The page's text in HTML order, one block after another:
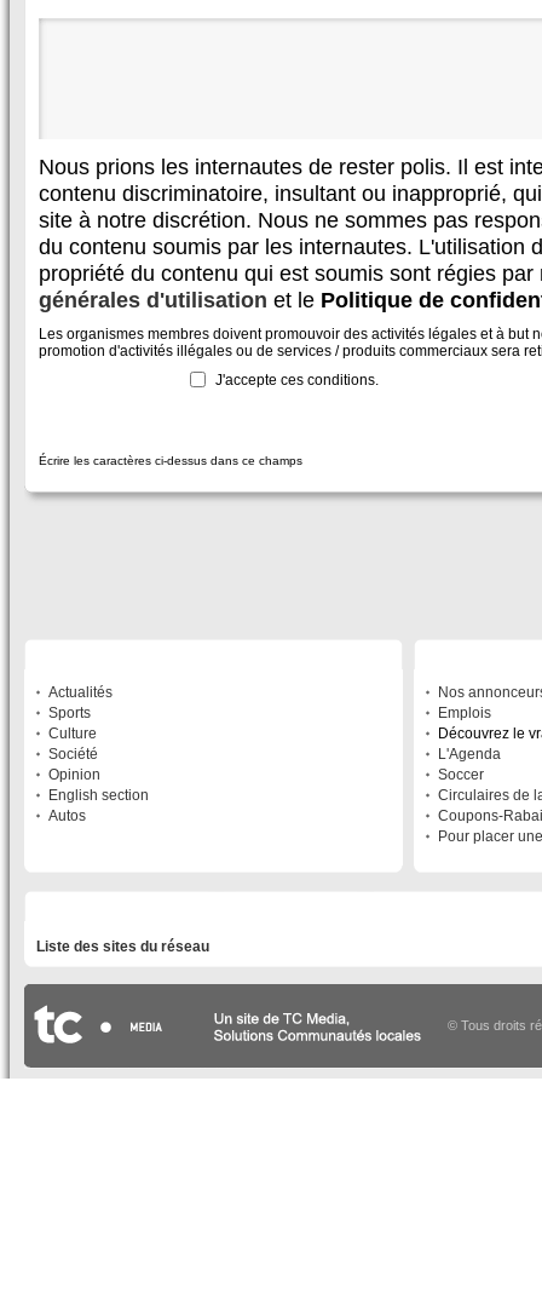
Nous prions les internautes de rester polis. Il est
contenu discriminatoire, insultant ou inapproprié,
site à notre discrétion. Nous ne sommes pas
du contenu soumis par les internautes. L'utilisation
propriété du contenu qui est soumis sont régies
générales d'utilisation et le Politique de
Les organismes membres doivent promouvoir des activités légales et à but
promotion d'activités illégales ou de services / produits commerciaux sera
J'accepte ces conditions.
Écrire les caractères ci-dessus dans ce champs
Actualités
Sports
Culture
Société
Opinion
English section
Autos
Nos
Emplois
Découvrez le
L'Agenda
Soccer
Circulaires de
Coupons-
Pour placer
Liste des sites du réseau
© Tous droits